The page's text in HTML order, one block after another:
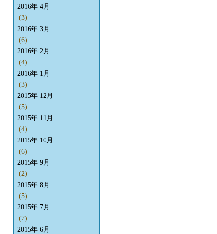
2016年 4月
(3)
2016年 3月
(6)
2016年 2月
(4)
2016年 1月
(3)
2015年 12月
(5)
2015年 11月
(4)
2015年 10月
(6)
2015年 9月
(2)
2015年 8月
(5)
2015年 7月
(7)
2015年 6月